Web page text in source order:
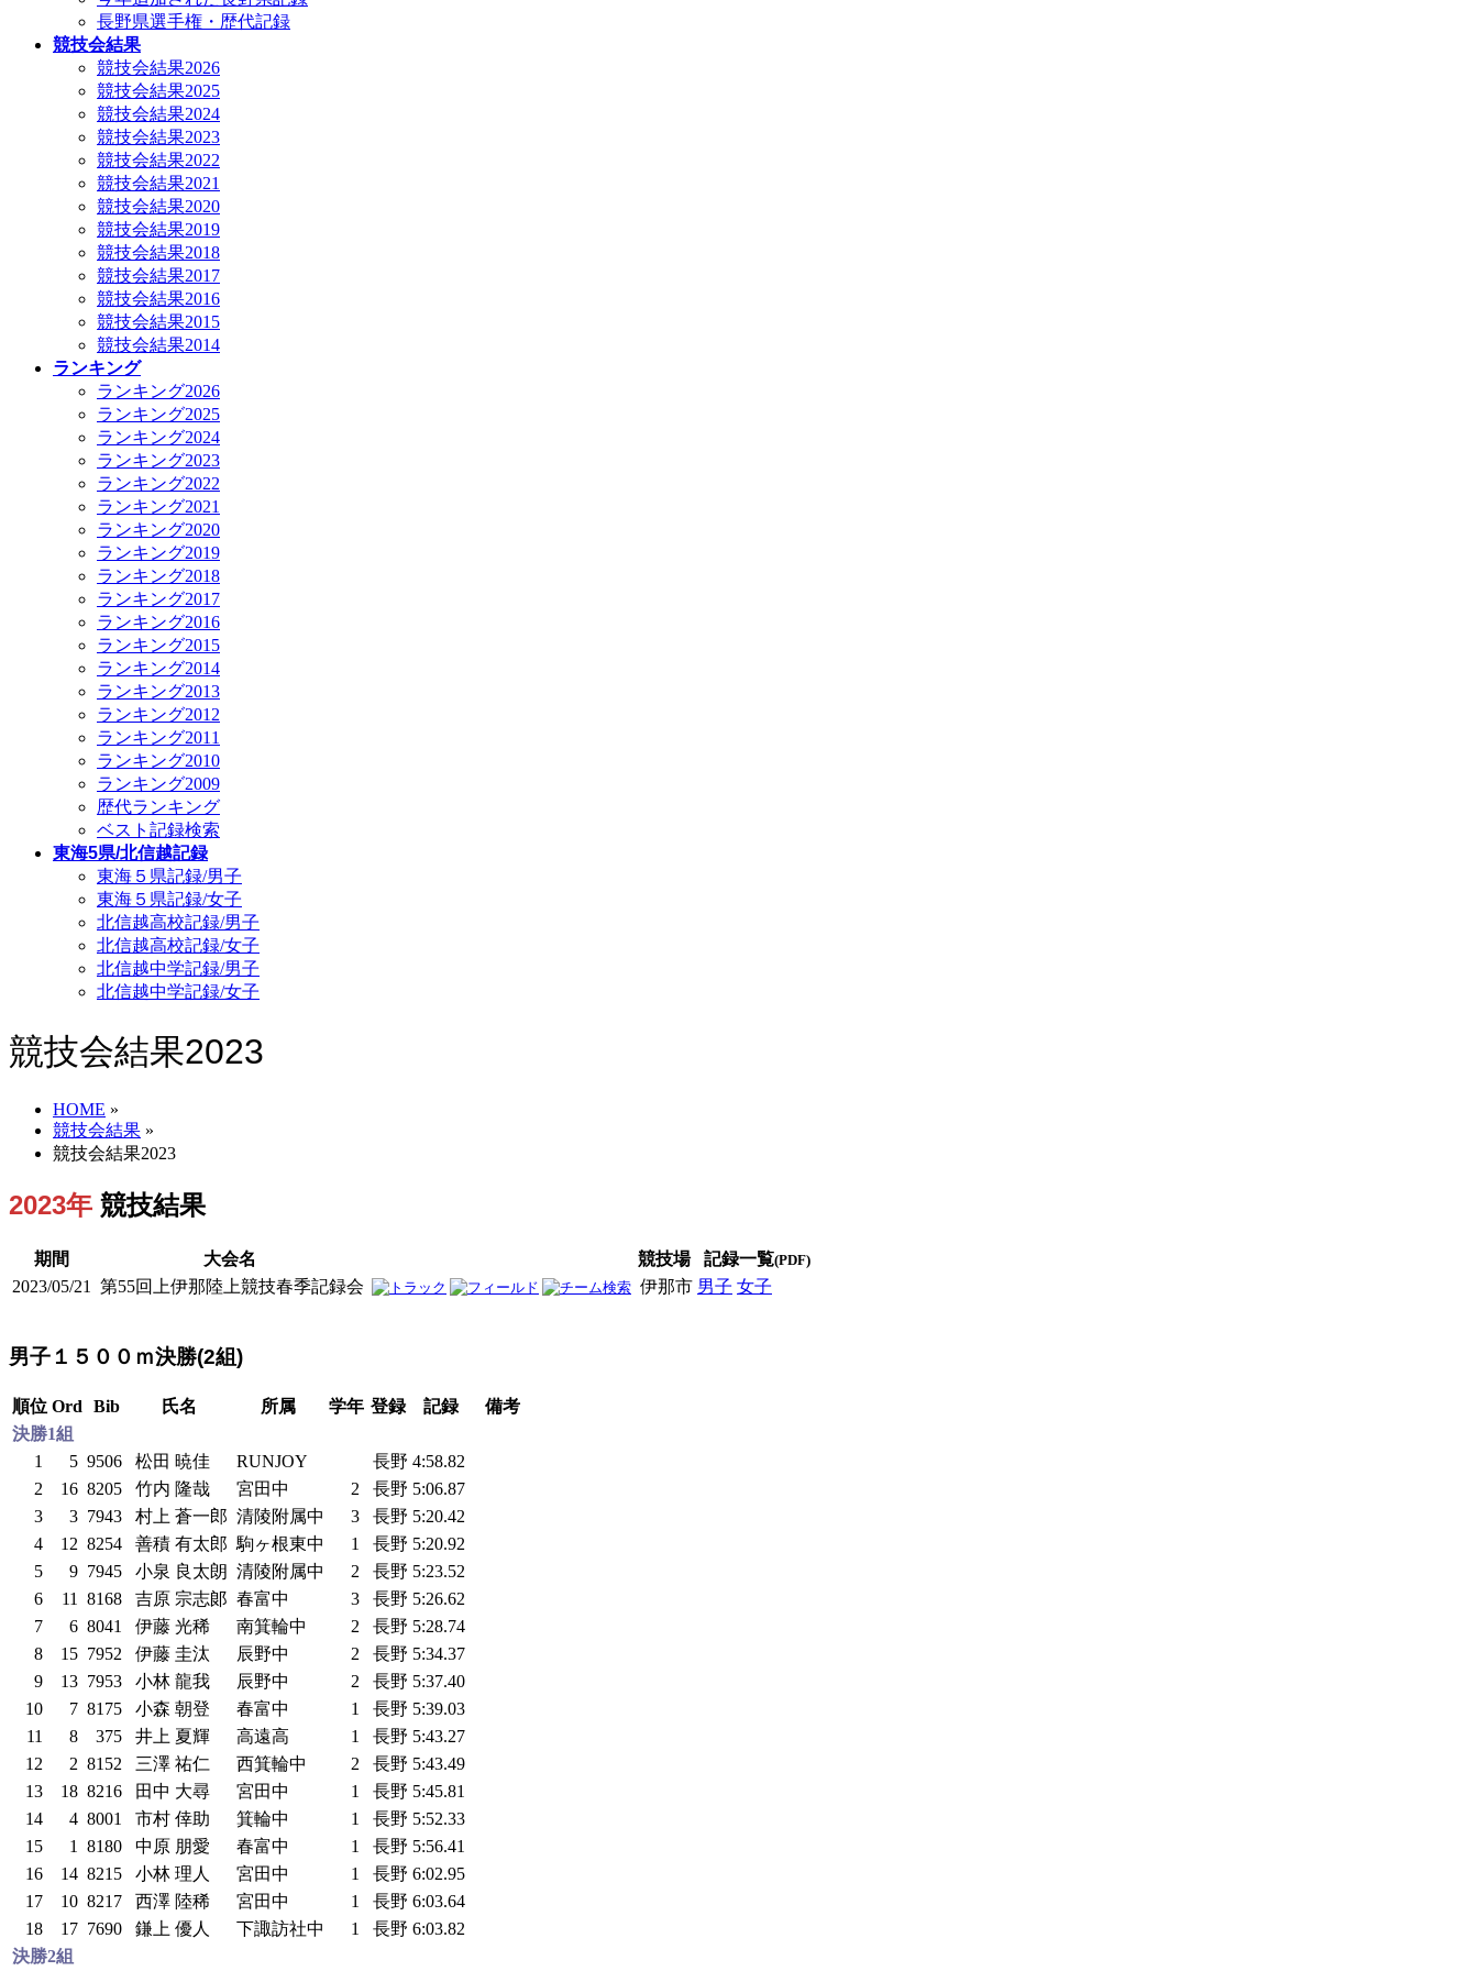
長野県選手権・歴代記録
競技会結果
競技会結果2026
競技会結果2025
競技会結果2024
競技会結果2023
競技会結果2022
競技会結果2021
競技会結果2020
競技会結果2019
競技会結果2018
競技会結果2017
競技会結果2016
競技会結果2015
競技会結果2014
ランキング
ランキング2026
ランキング2025
ランキング2024
ランキング2023
ランキング2022
ランキング2021
ランキング2020
ランキング2019
ランキング2018
ランキング2017
ランキング2016
ランキング2015
ランキング2014
ランキング2013
ランキング2012
ランキング2011
ランキング2010
ランキング2009
歴代ランキング
ベスト記録検索
東海5県/北信越記録
東海５県記録/男子
東海５県記録/女子
北信越高校記録/男子
北信越高校記録/女子
北信越中学記録/男子
北信越中学記録/女子
競技会結果2023
HOME »
競技会結果 »
競技会結果2023
2023年 競技結果
期間 大会名 競技場 記録一覧(PDF)
2023/05/21 第55回上伊那陸上競技春季記録会 伊那市 男子 女子
男子１５００ｍ決勝(2組)
順位 Ord Bib 氏名 所属 学年 登録 記録
備考
決勝1組
1
5 9506 松田 暁佳 RUNJOY 長野 4:58.82
2
16 8205 竹内 隆哉 宮田中 2 長野 5:06.87
3
3 7943 村上 蒼一郎 清陵附属中 3 長野 5:20.42
4
12 8254 善積 有太郎 駒ヶ根東中 1 長野 5:20.92
5
9 7945 小泉 良太朗 清陵附属中 2 長野 5:23.52
6
11 8168 吉原 宗志郞 春富中 3 長野 5:26.62
7
6 8041 伊藤 光稀 南箕輪中 2 長野 5:28.74
8
15 7952 伊藤 圭汰 辰野中 2 長野 5:34.37
9
13 7953 小林 龍我 辰野中 2 長野 5:37.40
10
7 8175 小森 朝登 春富中 1 長野 5:39.03
11
8 375 井上 夏輝 高遠高 1 長野 5:43.27
12
2 8152 三澤 祐仁 西箕輪中 2 長野 5:43.49
13
18 8216 田中 大尋 宮田中 1 長野 5:45.81
14
4 8001 市村 倖助 箕輪中 1 長野 5:52.33
15
1 8180 中原 朋愛 春富中 1 長野 5:56.41
16
14 8215 小林 理人 宮田中 1 長野 6:02.95
17
10 8217 西澤 陸稀 宮田中 1 長野 6:03.64
18
17 7690 鎌上 優人 下諏訪社中 1 長野 6:03.82
決勝2組